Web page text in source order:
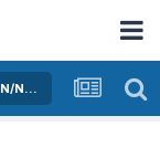
Активное оборудование Ethernet, IP, MPLS, SDN/NFV...